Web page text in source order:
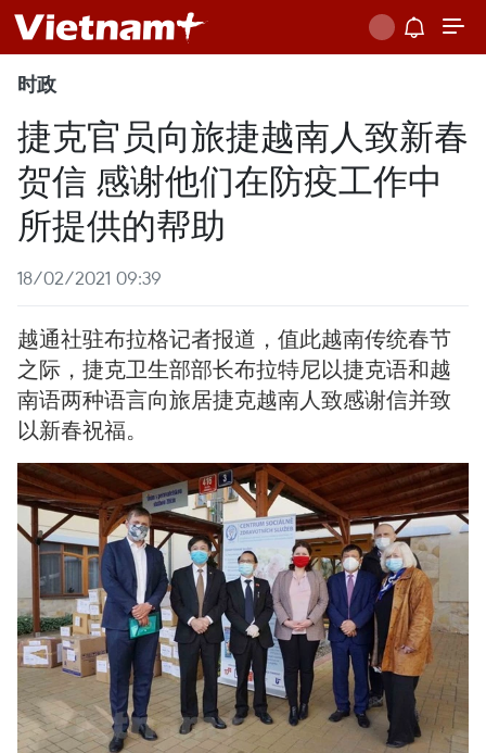
时政
捷克官员向旅捷越南人致新春
贺信 感谢他们在防疫工作中
所提供的帮助
18/02/2021 09:39
越通社驻布拉格记者报道，值此越南传统春节
之际，捷克卫生部部长布拉特尼以捷克语和越
南语两种语言向旅居捷克越南人致感谢信并致
以新春祝福。